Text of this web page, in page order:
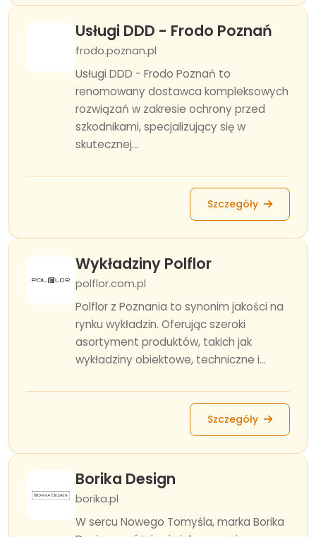
Usługi DDD - Frodo Poznań
frodo.poznan.pl
Usługi DDD - Frodo Poznań to
renomowany dostawca kompleksowych
rozwiązań w zakresie ochrony przed
szkodnikami, specjalizujący się w
skutecznej...
Szczegóły
Wykładziny Polflor
polflor.com.pl
Polflor z Poznania to synonim jakości na
rynku wykładzin. Oferując szeroki
asortyment produktów, takich jak
wykładziny obiektowe, techniczne i...
Szczegóły
Borika Design
borika.pl
W sercu Nowego Tomyśla, marka Borika